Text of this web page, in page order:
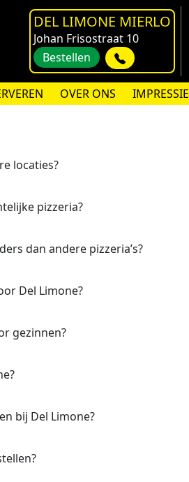
DEL LIMONE MIERLO
Johan Frisostraat 10
Bestellen
OVER ONS IMPRESSIE
locaties?
pizzeria?
dan andere pizzeria’s?
Del Limone?
gezinnen?
bij Del Limone?